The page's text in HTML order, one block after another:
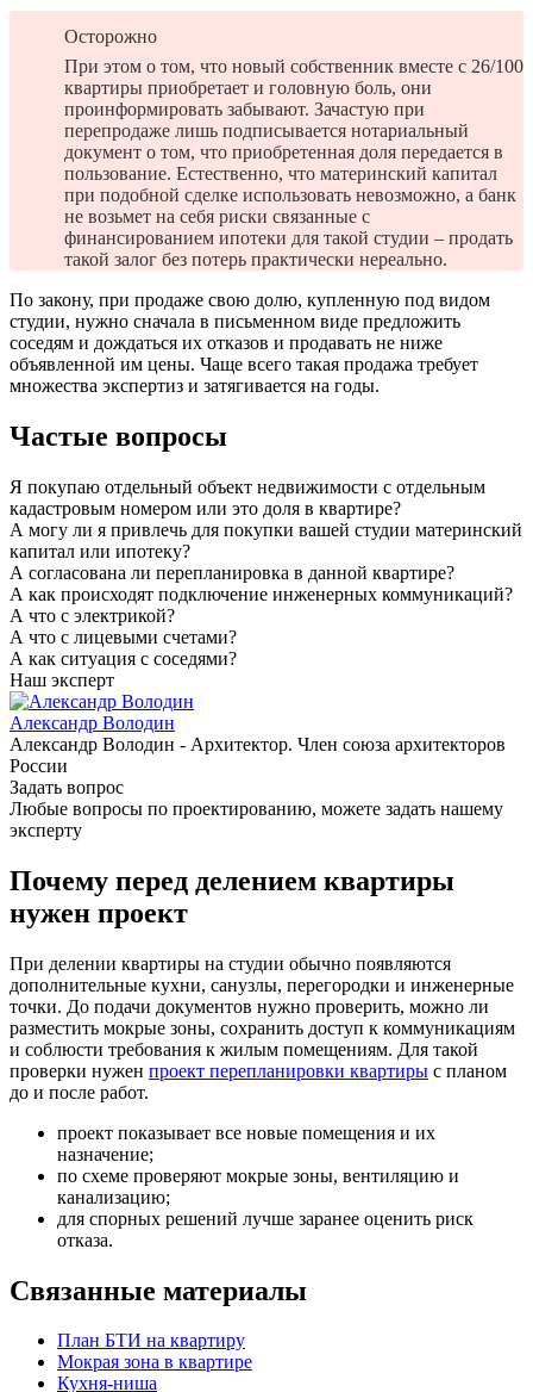
Осторожно
При этом о том, что новый собственник вместе с 26/100
квартиры приобретает и головную боль, они
проинформировать забывают. Зачастую при
перепродаже лишь подписывается нотариальный
документ о том, что приобретенная доля передается в
пользование. Естественно, что материнский капитал
при подобной сделке использовать невозможно, а банк
не возьмет на себя риски связанные с
финансированием ипотеки для такой студии – продать
такой залог без потерь практически нереально.
По закону, при продаже свою долю, купленную под видом
студии, нужно сначала в письменном виде предложить
соседям и дождаться их отказов и продавать не ниже
объявленной им цены. Чаще всего такая продажа требует
множества экспертиз и затягивается на годы.
Частые вопросы
Я покупаю отдельный объект недвижимости с отдельным
кадастровым номером или это доля в квартире?
А могу ли я привлечь для покупки вашей студии материнский
капитал или ипотеку?
А согласована ли перепланировка в данной квартире?
А как происходят подключение инженерных коммуникаций?
А что с электрикой?
А что с лицевыми счетами?
А как ситуация с соседями?
Наш эксперт
Александр Володин
Александр Володин - Архитектор. Член союза архитекторов
России
Задать вопрос
Любые вопросы по проектированию, можете задать нашему
эксперту
Почему перед делением квартиры
нужен проект
При делении квартиры на студии обычно появляются
дополнительные кухни, санузлы, перегородки и инженерные
точки. До подачи документов нужно проверить, можно ли
разместить мокрые зоны, сохранить доступ к коммуникациям
и соблюсти требования к жилым помещениям. Для такой
проверки нужен проект перепланировки квартиры с планом
до и после работ.
проект показывает все новые помещения и их
назначение;
по схеме проверяют мокрые зоны, вентиляцию и
канализацию;
для спорных решений лучше заранее оценить риск
отказа.
Связанные материалы
План БТИ на квартиру
Мокрая зона в квартире
Кухня-ниша